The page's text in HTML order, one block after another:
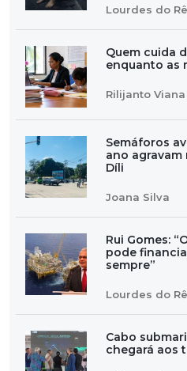
Lourdes do
Quem cuida
enquanto as
Rilijanto Viana
Semáforos
ano agravam
Díli
Joana Silva
Rui Gomes:
pode
sempre”
Lourdes do
Cabo
chegará aos